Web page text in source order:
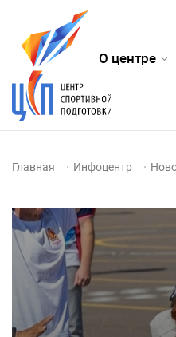
О центре
Главная Инфоцентр